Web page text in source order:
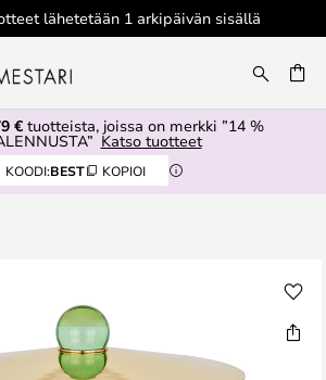
lähetetään 1 arkipäivän sisällä
€tuotteista, joissa on merkki ”14 %
Katso tuotteet
KOODI:BEST KOPIOI